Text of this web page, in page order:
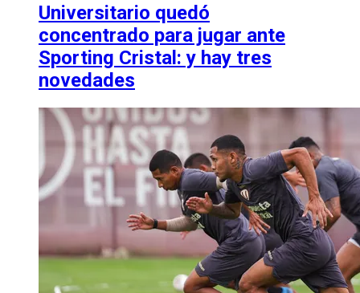
Universitario quedó
concentrado para jugar ante
Sporting Cristal: y hay tres
novedades